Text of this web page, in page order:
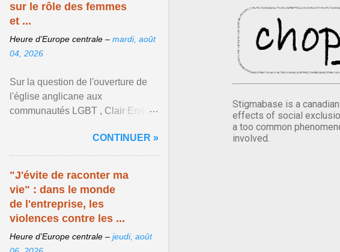
Stigmabase is a
effects of social
a too common
involved.
sur le rôle des femmes
et ...
Heure d’Europe centrale – mardi, août
04, 2026
Sur la question de l'ouverture de
l'église anglicane aux
communautés LGBT , Clair Enrick
une position tranchée. Afficher
l'article ...
CONTINUER »
"J'évite de raconter ma
vie" : dans le monde
de l'entreprise, les
violences contre les ...
Heure d’Europe centrale – jeudi, août